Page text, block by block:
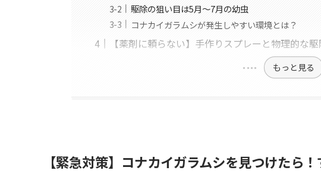
駆除の狙い目は5月～7月の幼虫
コナカイガラムシが発生しやすい環境とは？
【薬剤に頼らない】手作りスプレーと物理的な
もっと見る
【緊急対策】コナカイガラムシを見つけたら